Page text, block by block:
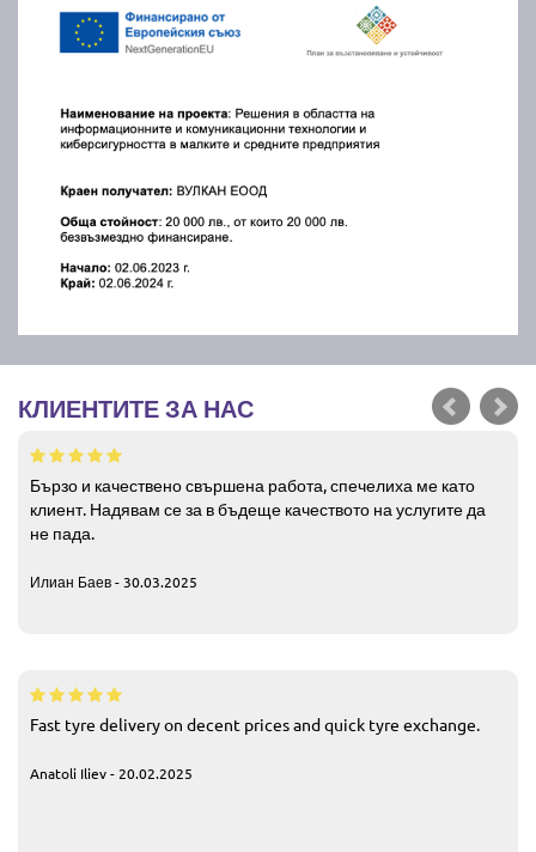
КЛИЕНТИТЕ ЗА НАС
Бързо и качествено свършена работа, спечелиха ме като
клиент. Надявам се за в бъдеще качеството на услугите да
не пада.
Илиан Баев - 30.03.2025
Fast tyre delivery on decent prices and quick tyre exchange.
Anatoli Iliev - 20.02.2025